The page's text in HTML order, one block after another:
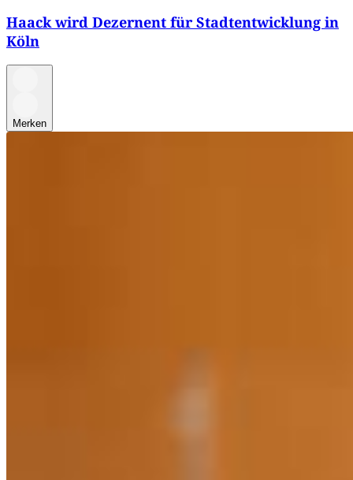
Haack wird Dezernent für Stadtentwicklung in
Köln
Merken